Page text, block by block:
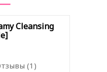
Cleansing
(1)